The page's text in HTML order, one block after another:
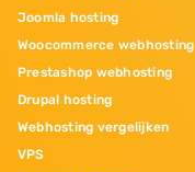
Joomla hosting
Woocommerce webhosting
Prestashop webhosting
Drupal hosting
Webhosting vergelijken
VPS